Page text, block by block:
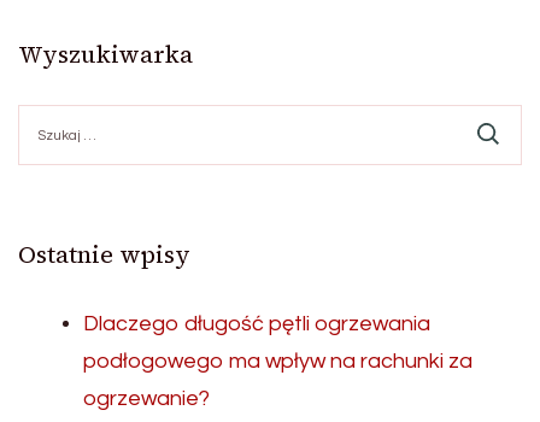
Wyszukiwarka
Ostatnie wpisy
Dlaczego długość pętli ogrzewania
podłogowego ma wpływ na rachunki za
ogrzewanie?